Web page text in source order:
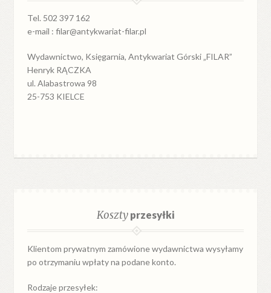
Tel. 502 397 162
e-mail : filar@antykwariat-filar.pl
Wydawnictwo, Księgarnia, Antykwariat Górski „FILAR”
Henryk RĄCZKA
ul. Alabastrowa 98
25-753 KIELCE
Kosztyprzesyłki
Klientom prywatnym zamówione wydawnictwa wysyłamy
po otrzymaniu wpłaty na podane konto.
Rodzaje przesyłek: